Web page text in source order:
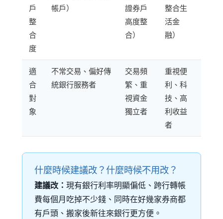
戶
整
合
度
帳戶）
證券戶
高度整
合）
整合生
活金
融）
適
合
對
象
不常交易、偏好傳
統銀行服務者
交易頻
繁、重
視資金
獨立者
重視便
利、科
技、高
利收益
者
什麼時候建議改？什麼時候不用改？
建議改： 現有銀行利率明顯偏低、跨行轉帳
費每個月吃掉不少錢、同時在好幾家券商都
有戶頭、搬家後新往來銀行更方便。